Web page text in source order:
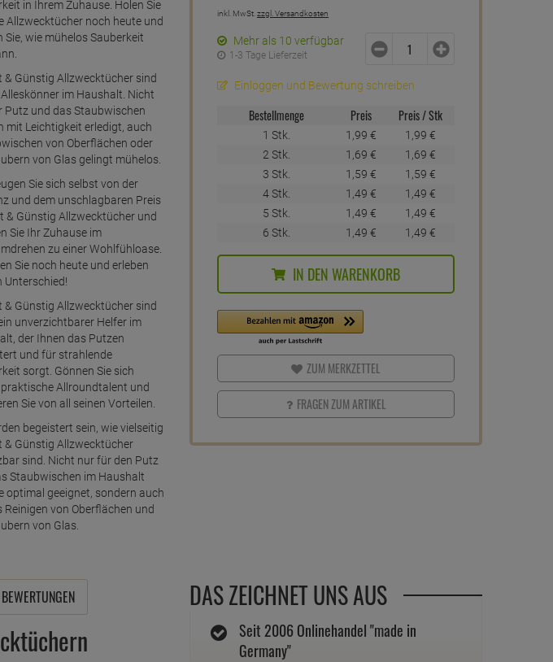
in Ihrem Zuhause. Holen Sie
Allzwecktücher noch heute und
Sie, wie mühelos Sauberkeit
& Günstig Allzwecktücher sind
im Haushalt. Nicht
Putz und das Staubwischen
mit Leichtigkeit erledigt, auch
von Oberflächen oder
von Glas gelingt mühelos.
Sie sich selbst von der
und dem unschlagbaren Preis
& Günstig Allzwecktücher und
Sie Ihr Zuhause im
zu einer Wohlfühloase.
Sie noch heute und erleben
Unterschied!
& Günstig Allzwecktücher sind
unverzichtbarer Helfer im
der Ihnen das Putzen
und für strahlende
sorgt. Gönnen Sie sich
praktische Allroundtalent und
Sie von all seinen Vorteilen.
begeistert sein, wie vielseitig
& Günstig Allzwecktücher
sind. Nicht nur für den Putz
Staubwischen im Haushalt
optimal geeignet, sondern auch
Reinigen von Oberflächen und
von Glas.
inkl. MwSt. zzgl. Versandkosten
Mehr als 10 verfügbar
1-3 Tage Lieferzeit
Einloggen und Bewertung schreiben
Bestellmenge Preis Preis / Stk
1 Stk. 1, 99 € 1, 99 €
2 Stk.
1, 69 € 1, 69 €
3 Stk.
1, 59 € 1, 59 €
4 Stk.
1, 49 € 1, 49 €
5 Stk.
1, 49 € 1, 49 €
6 Stk.
1, 49 € 1, 49 €
IN DEN WARENKORB
ZUM MERKZETTEL
FRAGEN ZUM ARTIKEL
DAS ZEICHNET UNS AUS
Seit 2006 Onlinehandel "made in
Germany"
BEWERTUNGEN